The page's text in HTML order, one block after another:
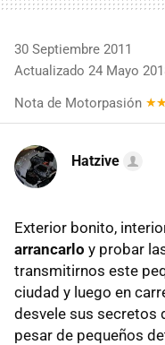
30 Septiembre 2011
Actualizado 24 Mayo
Nota de Motorpasión
Hatzive
Exterior bonito,
arrancarlo y probar
transmitirnos este
ciudad y luego en
desvele sus secretos
pesar de pequeños